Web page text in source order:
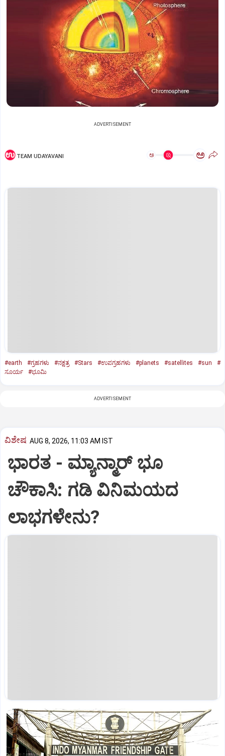
ADVERTISEMENT
TEAM UDAYAVANI ಅ ಅ
#earth #ಗ್ರಹಗಳು #ನಕ್ಷತ್ರ #Stars #ಉಪಗ್ರಹಗಳು #planets #satellites #sun
#
ಸೂರ್ಯ
#ಭೂಮಿ
ADVERTISEMENT
ವಿಶೇಷ AUG 8, 2026, 11:03 AM IST
ಭಾರತ -‌ ಮ್ಯಾನ್ಮಾರ್ ಭೂ
ಚೌಕಾಸಿ: ಗಡಿ ವಿನಿಮಯದ
ಲಾಭಗಳೇನು?